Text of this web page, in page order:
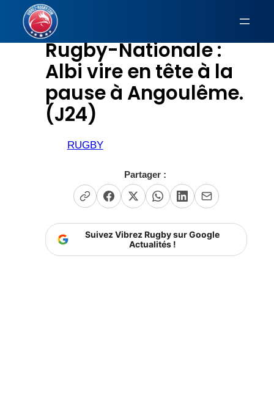
Aller
contenu Rugby-Nationale :
Albi vire en tête à la
pause à Angoulême.
(J24)
RUGBY
Partager :
Suivez Vibrez Rugby sur Google
Actualités !